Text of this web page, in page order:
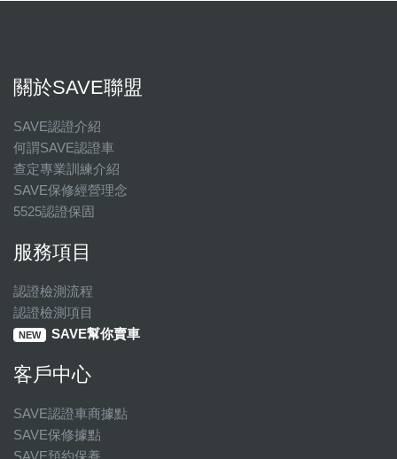
關於SAVE聯盟
SAVE認證介紹
何謂SAVE認證車
查定專業訓練介紹
SAVE保修經營理念
5525認證保固
服務項目
認證檢測流程
認證檢測項目
NEW SAVE幫你賣車
客戶中心
SAVE認證車商據點
SAVE保修據點
SAVE預約保養